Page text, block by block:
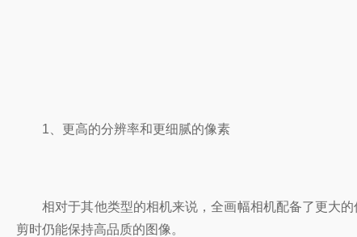
1、更高的分辨率和更细腻的像素
相对于其他类型的相机来说，全画幅相机配备了更大的
剪时仍能保持高品质的图像。